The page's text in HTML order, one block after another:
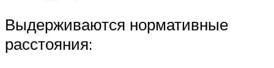
Выдерживаются нормативные
расстояния: